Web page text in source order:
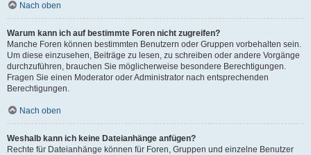
Nach oben
Warum kann ich auf bestimmte Foren nicht zugreifen?
Manche Foren können bestimmten Benutzern oder Gruppen vorbehalten sein.
Um diese einzusehen, Beiträge zu lesen, zu schreiben oder andere Vorgänge
durchzuführen, brauchen Sie möglicherweise besondere Berechtigungen.
Fragen Sie einen Moderator oder Administrator nach entsprechenden
Berechtigungen.
Nach oben
Weshalb kann ich keine Dateianhänge anfügen?
Rechte für Dateianhänge können für Foren, Gruppen und einzelne Benutzer